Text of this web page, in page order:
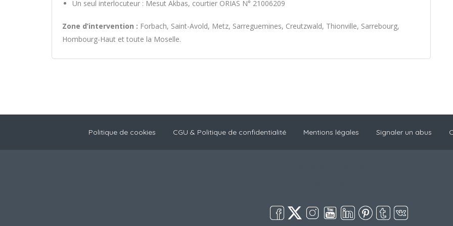
Un seul interlocuteur : Mesut Akbas, courtier ORIAS N° 21006209
Zone d’intervention : Forbach, Saint-Avold, Metz, Sarreguemines, Creutzwald, Thionville, Sarrebourg,
Hombourg-Haut et toute la Moselle.
Politique de cookies CGU & Politique de confidentialité Mentions légales Signaler un abus